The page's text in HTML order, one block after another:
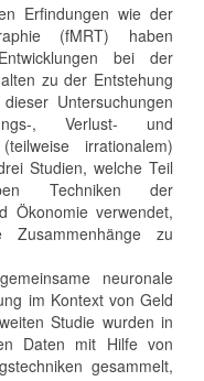
Erfindungen wie der
(fMRT) haben
bei der
zu der Entstehung
Untersuchungen
, Verlust- und
irrationalem)
Studien, welche Teil
Techniken der
Ökonomie verwendet,
zu
neuronale
im Kontext von Geld
Studie wurden in
Daten mit Hilfe von
gesammelt,